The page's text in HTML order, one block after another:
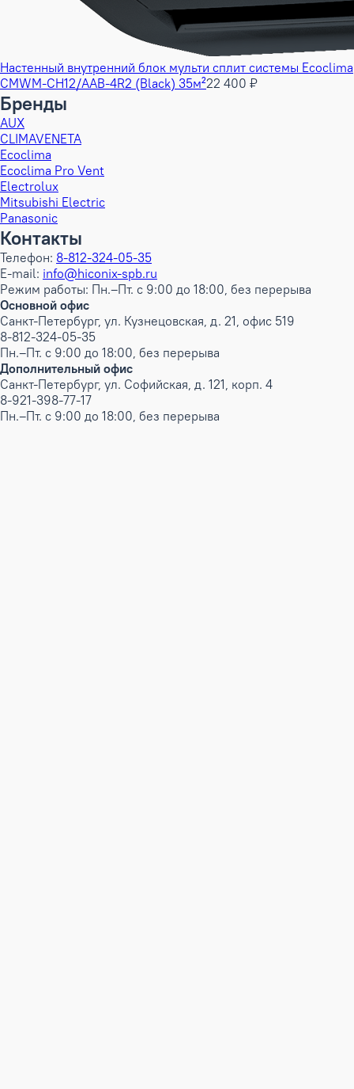
Настенный внутренний блок мульти сплит системы Ecoclima
CMWM-CH12/AAB-4R2 (Black) 35м²22 400 ₽
Бренды
AUX
CLIMAVENETA
Ecoclima
Ecoclima Pro Vent
Electrolux
Mitsubishi Electric
Panasonic
Контакты
Телефон: 8-812-324-05-35
E-mail: info@hiconix-spb.ru
Режим работы: Пн.–Пт. с 9:00 до 18:00, без перерыва
Основной офис
Санкт-Петербург, ул. Кузнецовская, д. 21, офис 519
8-812-324-05-35
Пн.–Пт. с 9:00 до 18:00, без перерыва
Дополнительный офис
Санкт-Петербург, ул. Софийская, д. 121, корп. 4
8-921-398-77-17
Пн.–Пт. с 9:00 до 18:00, без перерыва